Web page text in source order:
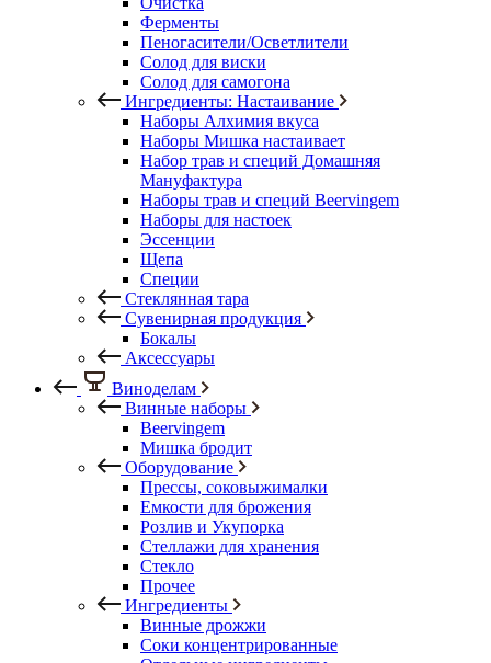
Ферменты
Пеногасители/Осветлители
Солод для виски
Солод для самогона
Ингредиенты: Настаивание
Наборы Алхимия вкуса
Наборы Мишка настаивает
Набор трав и специй Домашняя
Мануфактура
Наборы трав и специй Beervingem
Наборы для настоек
Эссенции
Щепа
Специи
Стеклянная тара
Сувенирная продукция
Бокалы
Аксессуары
Виноделам
Винные наборы
Beervingem
Мишка бродит
Оборудование
Прессы, соковыжималки
Емкости для брожения
Розлив и Укупорка
Стеллажи для хранения
Стекло
Прочее
Ингредиенты
Винные дрожжи
Соки концентрированные